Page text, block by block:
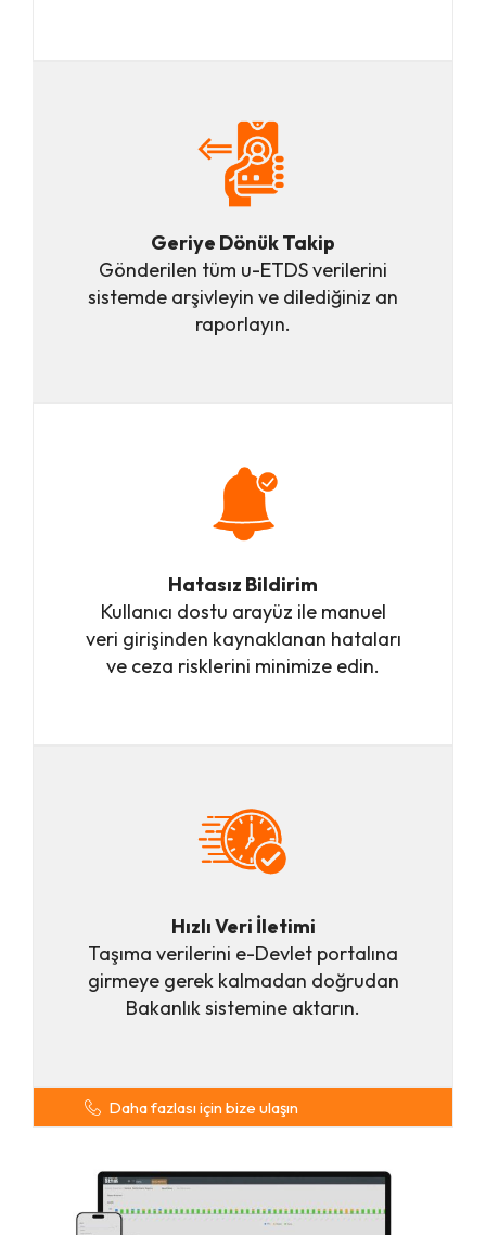
Hızlı Veri İletimi
Taşıma verilerini e-Devlet portalına
girmeye gerek kalmadan doğrudan
Bakanlık sistemine aktarın.
Hatasız Bildirim
Kullanıcı dostu arayüz ile manuel
veri girişinden kaynaklanan hataları
ve ceza risklerini minimize edin.
Geriye Dönük Takip
Gönderilen tüm u-ETDS verilerini
sistemde arşivleyin ve dilediğiniz an
raporlayın.
Daha fazlası için bize ulaşın